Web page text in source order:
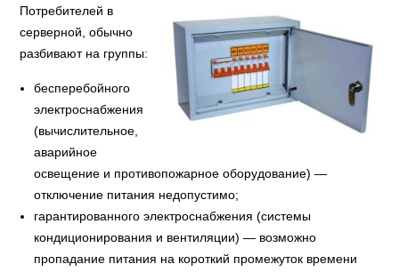
Потребителей в
серверной, обычно
разбивают на группы:
бесперебойного
электроснабжения
(вычислительное,
аварийное
освещение и противопожарное оборудование) —
отключение питания недопустимо;
гарантированного электроснабжения (системы
кондиционирования и вентиляции) — возможно
пропадание питания на короткий промежуток времени